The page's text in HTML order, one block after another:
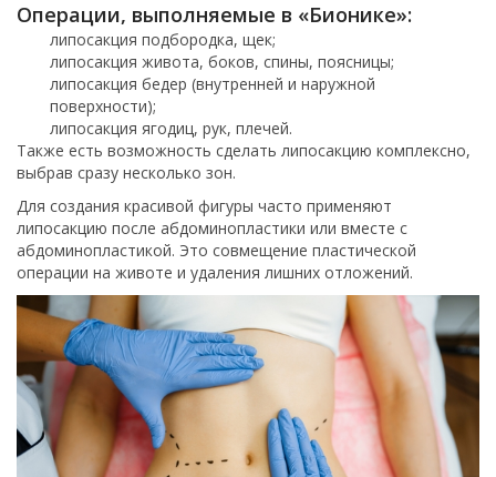
Операции, выполняемые в «Бионике»:
липосакция подбородка, щек;
липосакция живота, боков, спины, поясницы;
липосакция бедер (внутренней и наружной
поверхности);
липосакция ягодиц, рук, плечей.
Также есть возможность сделать липосакцию комплексно,
выбрав сразу несколько зон.
Для создания красивой фигуры часто применяют
липосакцию после абдоминопластики или вместе с
абдоминопластикой. Это совмещение пластической
операции на животе и удаления лишних отложений.